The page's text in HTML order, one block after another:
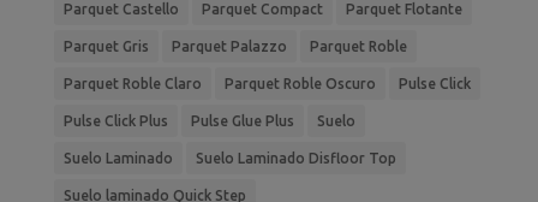
Parquet Castello Parquet Compact Parquet Flotante
Parquet Gris Parquet Palazzo Parquet Roble
Parquet Roble Claro Parquet Roble Oscuro Pulse Click
Pulse Click Plus Pulse Glue Plus Suelo
Suelo Laminado Suelo Laminado Disfloor Top
Suelo laminado Quick Step